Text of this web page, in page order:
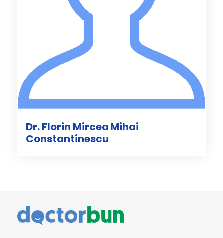
Dr. Florin Mircea Mihai
Constantinescu